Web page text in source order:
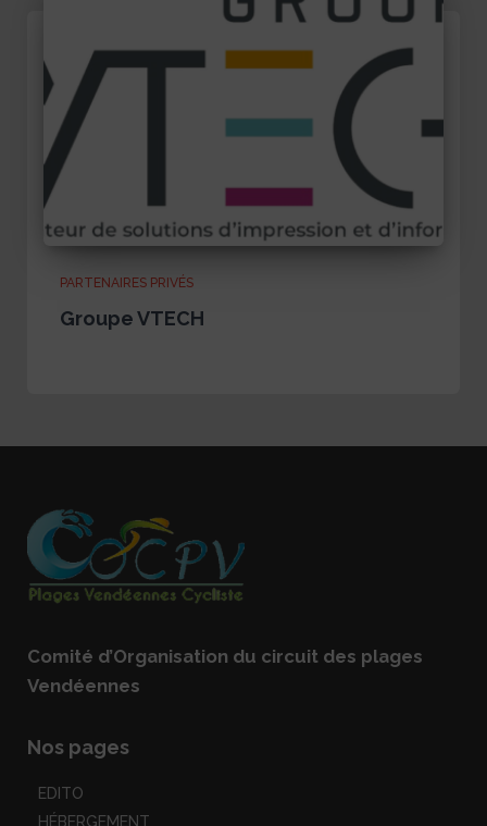
PARTENAIRES PRIVÉS
Groupe VTECH
Comité d’Organisation du circuit des plages
Vendéennes
Nos pages
EDITO
HÉBERGEMENT